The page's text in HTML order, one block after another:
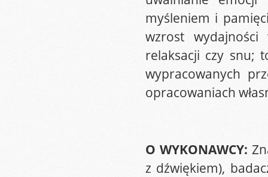
myśleniem i
wzrost
relaksacji czy snu;
wypracowanych
opracowaniach
O WYKONAWCY:
z dźwiękiem),